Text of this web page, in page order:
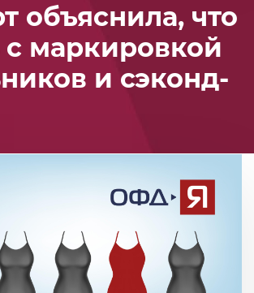
объяснила, что
с маркировкой
и сэконд-